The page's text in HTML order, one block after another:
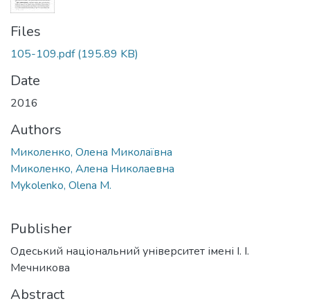
Files
105-109.pdf(195.89 KB)
Date
2016
Authors
Миколенко, Олена Миколаївна
Миколенко, Алена Николаевна
Mykolenko, Olena M.
Publisher
Одеський національний університет імені І. І.
Мечникова
Abstract